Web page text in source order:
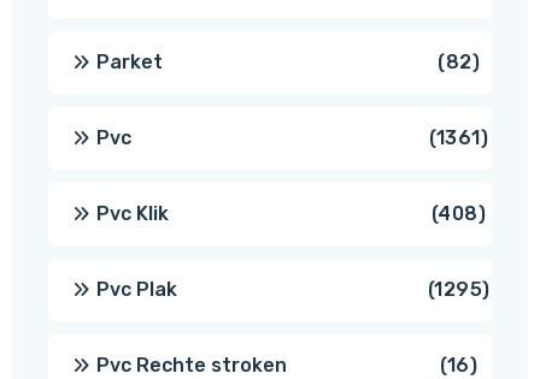
Parket 8282
Pvc 13611361
Pvc Klik 408408
Pvc Plak 12951295
Pvc Rechte stroken 1616